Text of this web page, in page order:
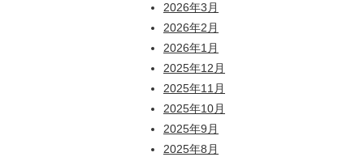
2026年3月
2026年2月
2026年1月
2025年12月
2025年11月
2025年10月
2025年9月
2025年8月